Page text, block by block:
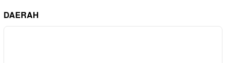
DAERAH